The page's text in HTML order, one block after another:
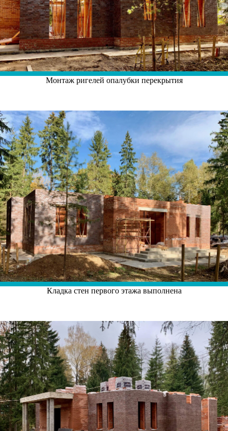
Монтаж ригелей опалубки перекрытия
Кладка стен первого этажа выполнена